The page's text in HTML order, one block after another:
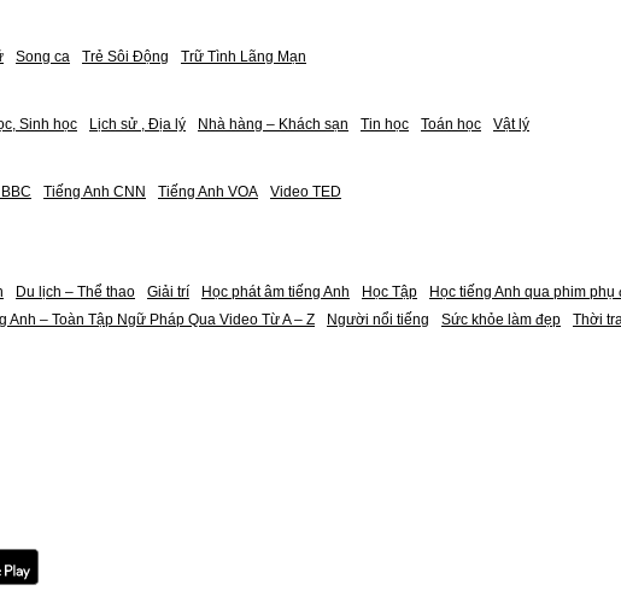
Song ca Trẻ Sôi Động Trữ Tình Lãng Mạn
Sinh học Lịch sử , Địa lý Nhà hàng – Khách sạn Tin học Toán học Vật lý
Tiếng Anh CNN Tiếng Anh VOA Video TED
Du lịch – Thể thao Giải trí Học phát âm tiếng Anh Học Tập Học tiếng Anh qua phim phụ
Anh – Toàn Tập Ngữ Pháp Qua Video Từ A – Z Người nổi tiếng Sức khỏe làm đẹp Thời